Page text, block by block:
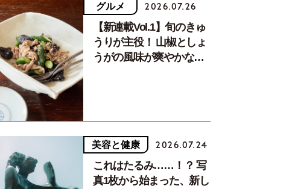
グルメ 2026.07.26
【新連載Vol.1】旬のきゅ
うりが主役！ 山椒としょ
うがの風味が爽やかな、
美容と健康 2026.07.24
これはたるみ……！？ 写
真1枚から始まった、新し